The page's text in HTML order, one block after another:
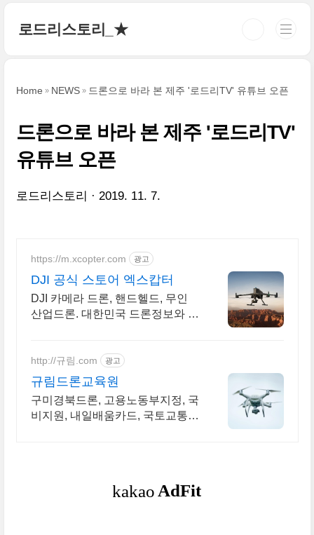
로드리스토리_★
Home NEWS 드론으로 바라 본 제주 '로드리TV' 유튜브 오픈
드론으로 바라 본 제주 '로드리TV'
유튜브 오픈
로드리스토리 2019. 11. 7.
https://m.xcopter.com 광고
DJI 공식 스토어 엑스캅터
DJI 카메라 드론, 핸드헬드, 무인
산업드론. 대한민국 드론정보와 쇼
http://규림.com 광고
규림드론교육원
구미경북드론, 고용노동부지정, 국
비지원, 내일배움카드, 국토교통부